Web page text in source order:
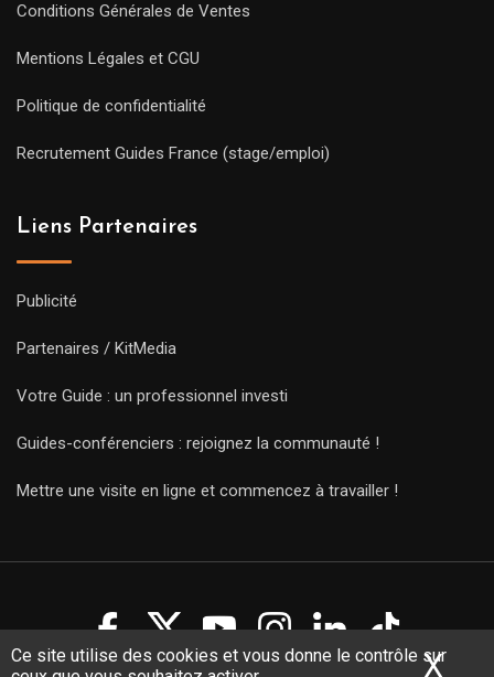
Ce site utilise des cookies et vous donne le contrôle sur
X
Conditions Générales de Ventes
Mentions Légales et CGU
Politique de confidentialité
Recrutement Guides France (stage/emploi)
Liens Partenaires
Publicité
Partenaires / KitMedia
Votre Guide : un professionnel investi
Guides-conférenciers : rejoignez la communauté !
Mettre une visite en ligne et commencez à travailler !